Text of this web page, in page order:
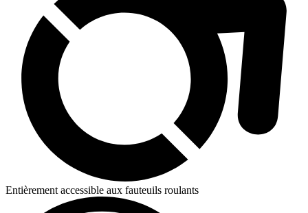
Entièrement accessible aux fauteuils roulants